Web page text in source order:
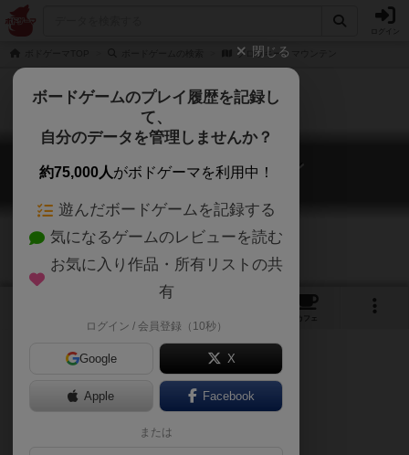
ブロッキー・マウンテン
ブロッキー・マウンテン
Blocky Mountains
カフェ
ブロック
ご協力ください
閉じる
ボードゲームのプレイ履歴を記録し
て、
自分のデータを管理しませんか？
約75,000人がボドゲーマを利用中！
遊んだボードゲームを記録する
気になるゲームのレビューを読む
お気に入り作品・所有リストの共
有
ログイン / 会員登録（10秒）
Google X
Apple Facebook
または